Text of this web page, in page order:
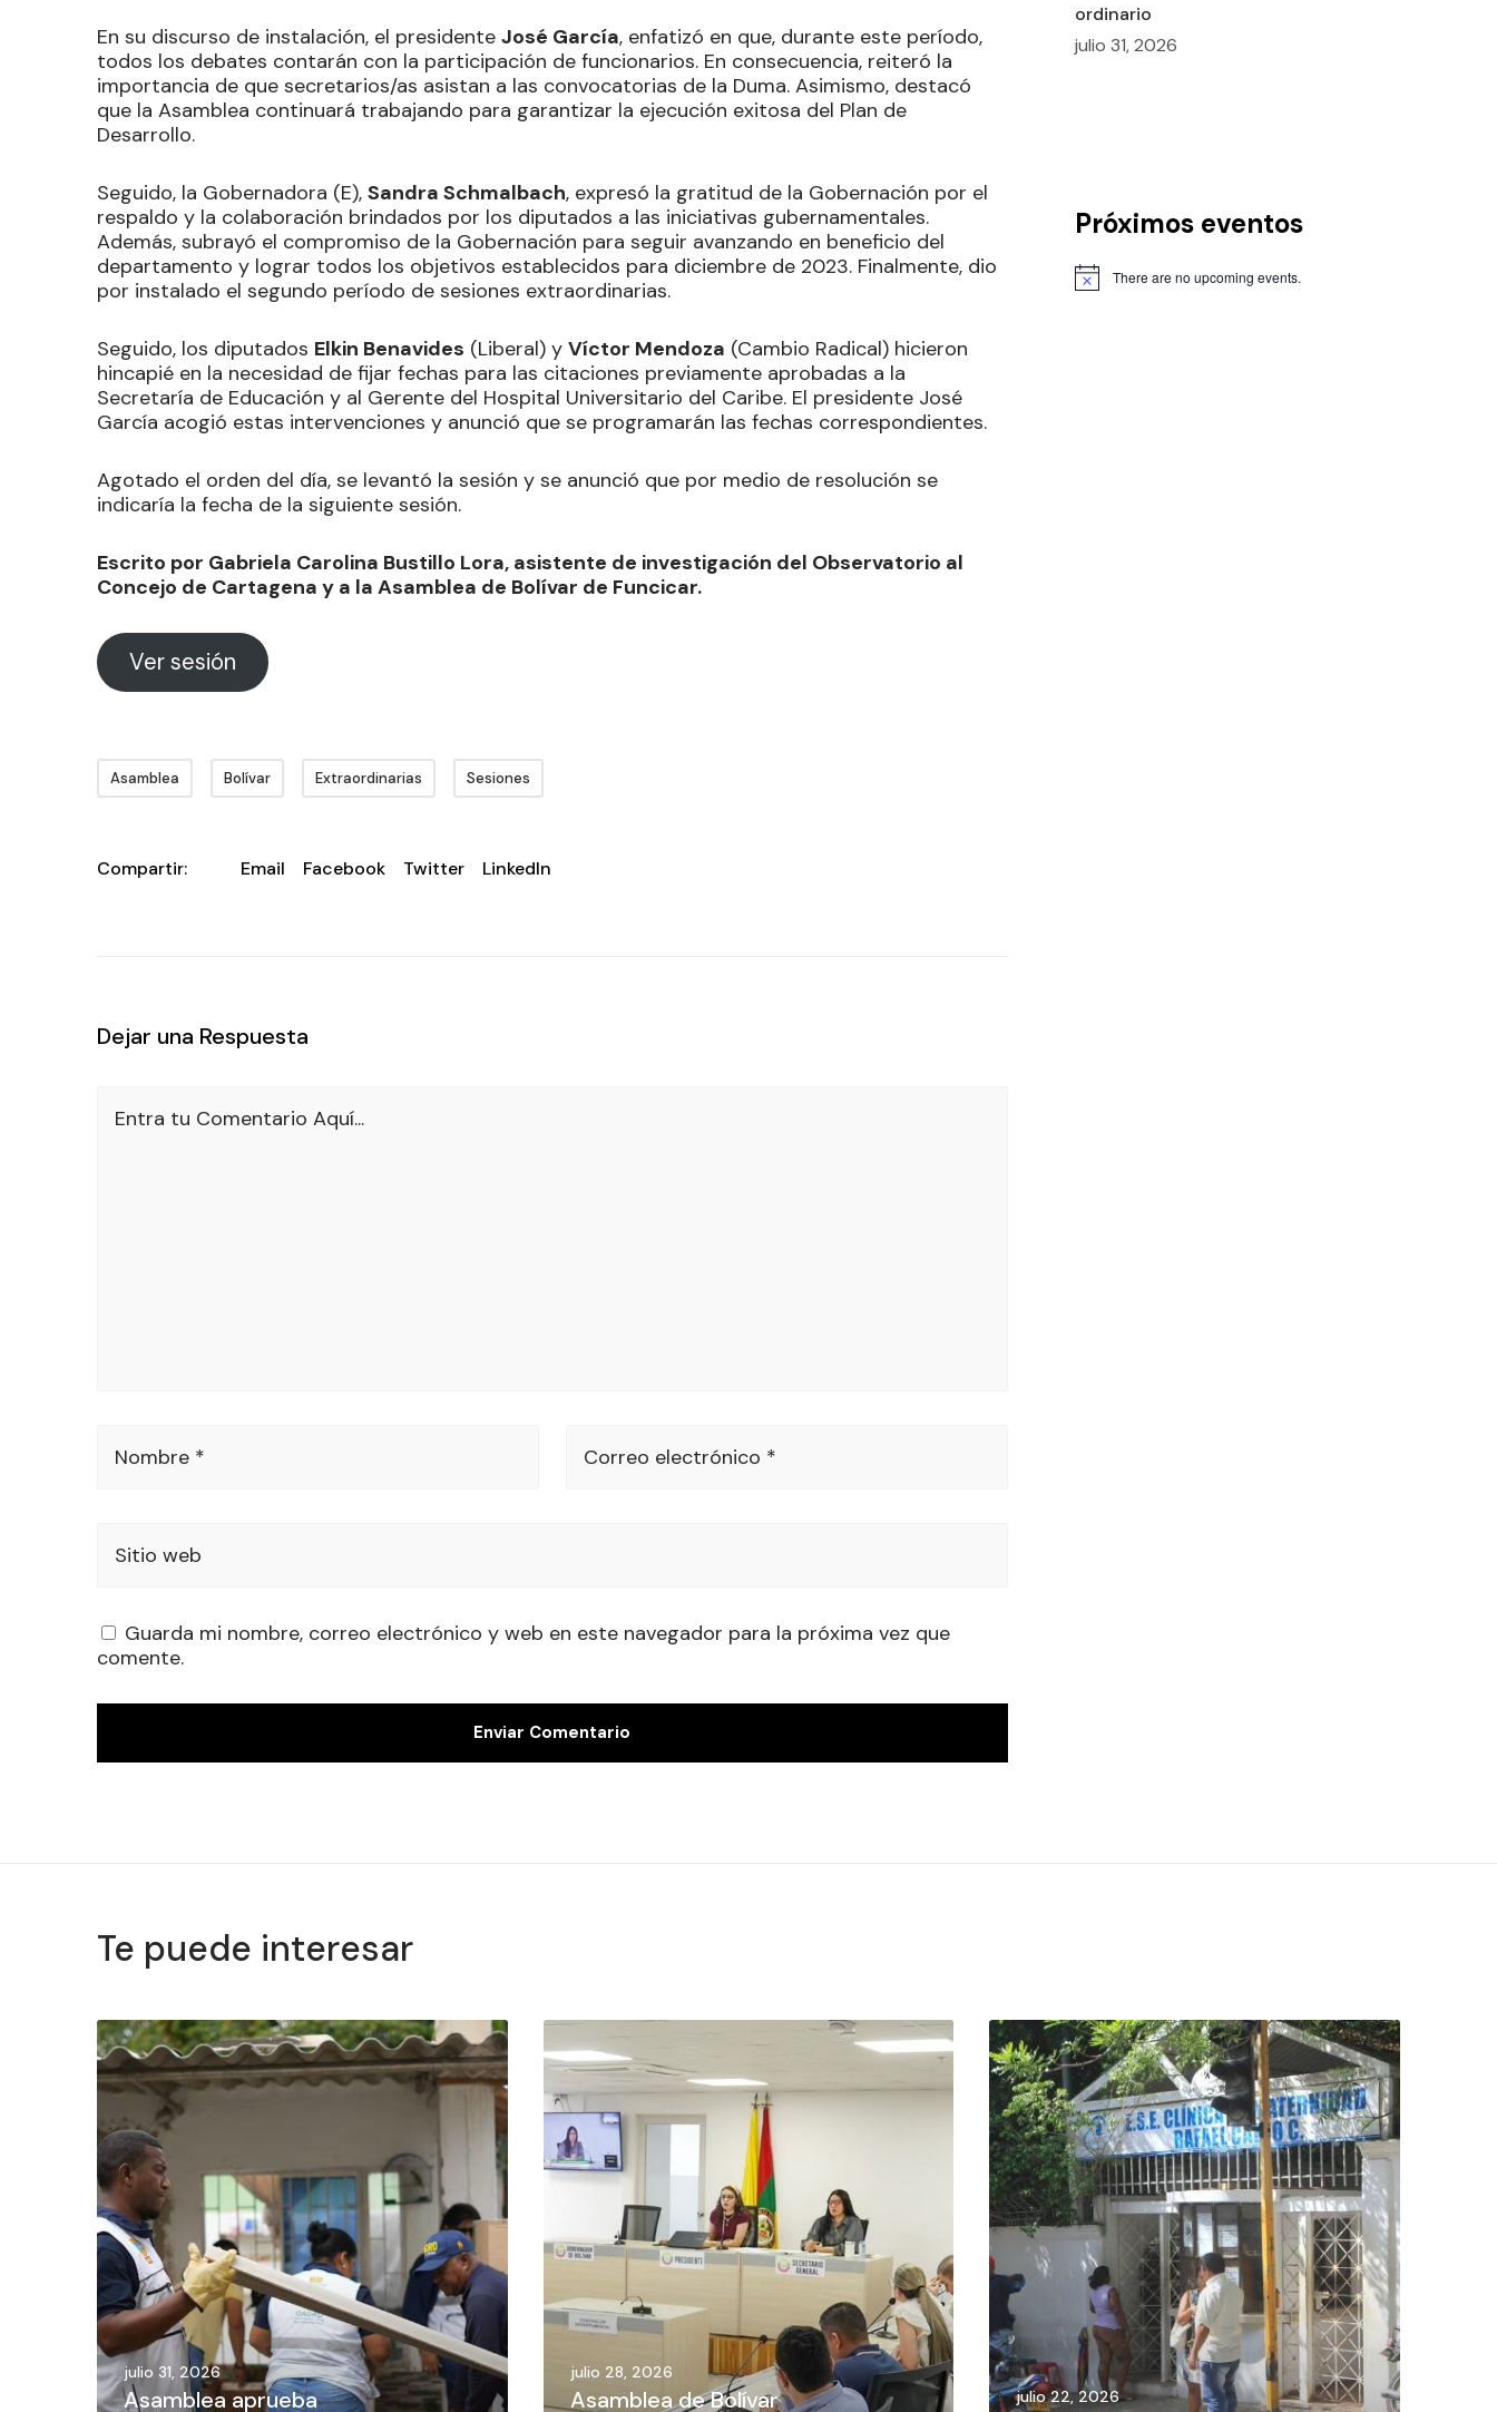
En su discurso de instalación, el presidente José García, enfatizó en que, durante este período,
todos los debates contarán con la participación de funcionarios. En consecuencia, reiteró la
importancia de que secretarios/as asistan a las convocatorias de la Duma. Asimismo, destacó
que la Asamblea continuará trabajando para garantizar la ejecución exitosa del Plan de
Desarrollo.
Seguido, la Gobernadora (E), Sandra Schmalbach, expresó la gratitud de la Gobernación por el
respaldo y la colaboración brindados por los diputados a las iniciativas gubernamentales.
Además, subrayó el compromiso de la Gobernación para seguir avanzando en beneficio del
departamento y lograr todos los objetivos establecidos para diciembre de 2023. Finalmente, dio
por instalado el segundo período de sesiones extraordinarias.
Seguido, los diputados Elkin Benavides (Liberal) y Víctor Mendoza (Cambio Radical) hicieron
hincapié en la necesidad de fijar fechas para las citaciones previamente aprobadas a la
Secretaría de Educación y al Gerente del Hospital Universitario del Caribe. El presidente José
García acogió estas intervenciones y anunció que se programarán las fechas correspondientes.
Agotado el orden del día, se levantó la sesión y se anunció que por medio de resolución se
indicaría la fecha de la siguiente sesión.
Escrito por Gabriela Carolina Bustillo Lora, asistente de investigación del Observatorio al
Concejo de Cartagena y a la Asamblea de Bolívar de Funcicar.
Ver sesión
Asamblea Bolívar Extraordinarias Sesiones
Compartir: Email Facebook Twitter LinkedIn
Dejar una Respuesta
Entra tu Comentario Aquí...
Nombre * Correo electrónico *
Sitio web
Guarda mi nombre, correo electrónico y web en este navegador para la próxima vez que
comente.
ordinario
julio 31, 2026
Próximos eventos
There are no upcoming events.
Te puede interesar
julio 31, 2026
Asamblea aprueba
julio 28, 2026
Asamblea de Bolívar
julio 22, 2026